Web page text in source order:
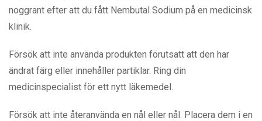
noggrant efter att du fått Nembutal Sodium på en medicinsk
klinik.
Försök att inte använda produkten förutsatt att den har
ändrat färg eller innehåller partiklar. Ring din
medicinspecialist för ett nytt läkemedel.
Försök att inte återanvända en nål eller nål. Placera dem i en